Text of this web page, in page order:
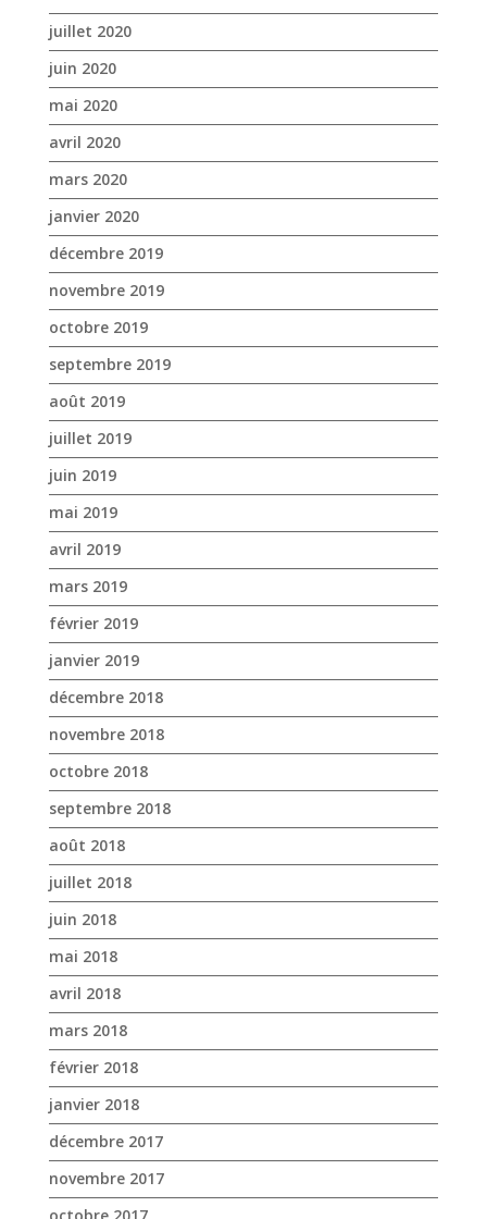
janvier 2020
décembre 2019
novembre 2019
octobre 2019
septembre 2019
août 2019
juillet 2019
juin 2019
mai 2019
avril 2019
mars 2019
février 2019
janvier 2019
décembre 2018
novembre 2018
octobre 2018
septembre 2018
août 2018
juillet 2018
juin 2018
mai 2018
avril 2018
mars 2018
février 2018
janvier 2018
décembre 2017
novembre 2017
octobre 2017
avril 2017